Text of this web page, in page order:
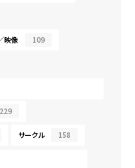
映像 109
229
サークル 158